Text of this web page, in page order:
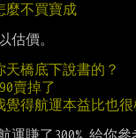
麼不買寶成
估價。
橋底下說書的？
賣掉了
覺得航運本益比也很
運賺了300% 給你參